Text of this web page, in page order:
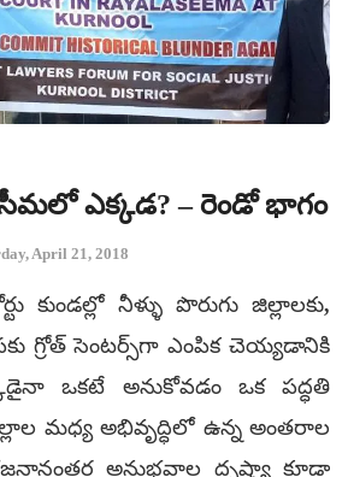
ఎక్కడ? – రెండో భాగం
April 21, 2018
నీళ్ళు పొరుగు జిల్లాలకు,
గ్రోత్ సెంటర్స్‌గా ఎంపిక చెయ్యడానికి
ఒకటే అనుకోవడం ఒక పద్ధతి
మధ్య అభివృద్ధిలో ఉన్న అంతరాల
అనుభవాల దృష్ట్యా కూడా